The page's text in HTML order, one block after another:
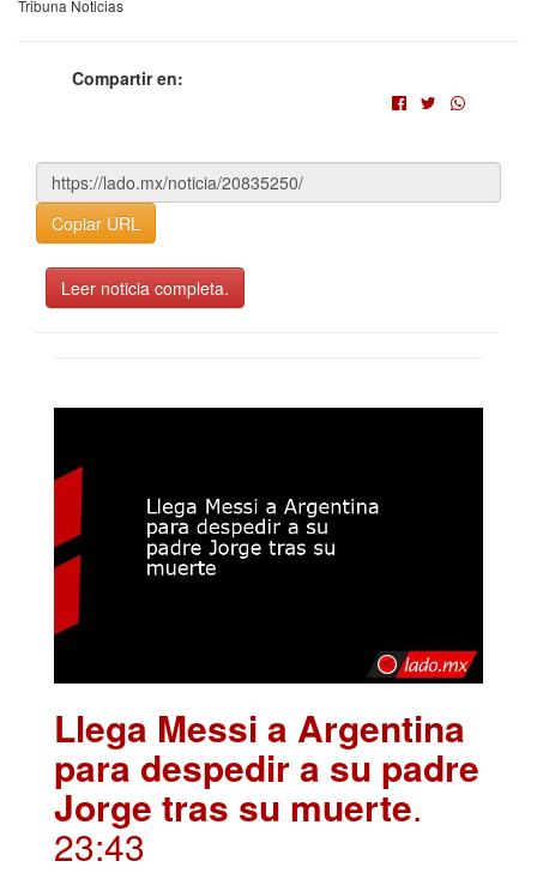
Tribuna Noticias
Compartir en:
Copiar URL
Leer noticia completa.
Llega Messi a Argentina
para despedir a su padre
Jorge tras su muerte.
23:43